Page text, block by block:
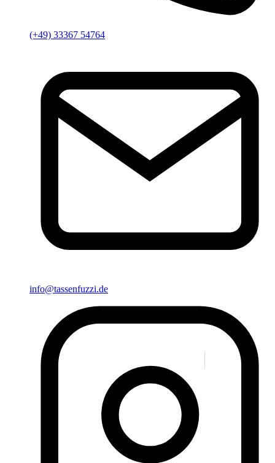
(+49) 33367 54764
info@tassenfuzzi.de